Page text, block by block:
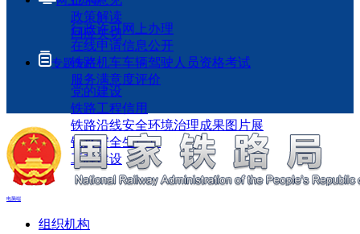
政策解读
回应关切
行政许可网上办理
在线申请信息公开
铁路机车车辆驾驶人员资格考试
服务满意度评价
专题专栏
党的建设
铁路工程信用
铁路沿线安全环境治理成果图片展
铁路安全生产月
工程建设
电脑端
组织机构